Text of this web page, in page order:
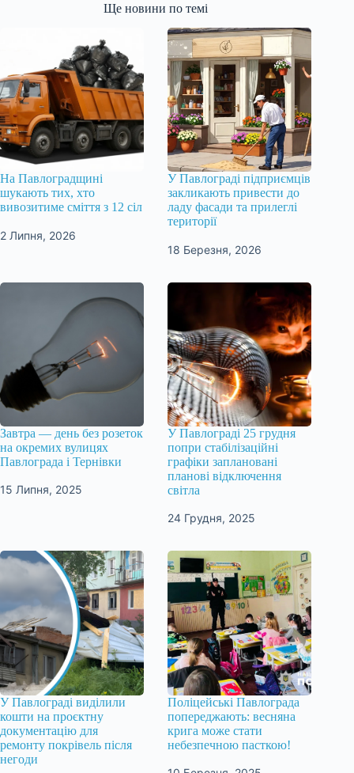
Ще новини по темі
На Павлоградщині
шукають тих, хто
вивозитиме сміття з 12 сіл
2 Липня, 2026
У Павлограді підприємців
закликають привести до
ладу фасади та прилеглі
території
18 Березня, 2026
Завтра — день без розеток
на окремих вулицях
Павлограда і Тернівки
15 Липня, 2025
У Павлограді 25 грудня
попри стабілізаційні
графіки заплановані
планові відключення
світла
24 Грудня, 2025
У Павлограді виділили
кошти на проєктну
документацію для
ремонту покрівель після
негоди
Поліцейські Павлограда
попереджають: весняна
крига може стати
небезпечною пасткою!